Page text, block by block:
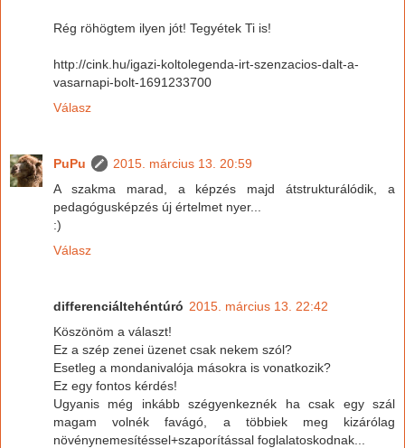
Rég röhögtem ilyen jót! Tegyétek Ti is!
http://cink.hu/igazi-koltolegenda-irt-szenzacios-dalt-a-
vasarnapi-bolt-1691233700
Válasz
PuPu
2015. március 13. 20:59
A szakma marad, a képzés majd átstrukturálódik, a
pedagógusképzés új értelmet nyer...
:)
Válasz
differenciáltehéntúró 2015. március 13. 22:42
Köszönöm a választ!
Ez a szép zenei üzenet csak nekem szól?
Esetleg a mondanivalója másokra is vonatkozik?
Ez egy fontos kérdés!
Ugyanis még inkább szégyenkeznék ha csak egy szál
magam volnék favágó, a többiek meg kizárólag
növénynemesítéssel+szaporítással foglalatoskodnak...